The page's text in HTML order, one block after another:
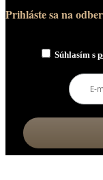
Prihláste sa na
Súhlasím s